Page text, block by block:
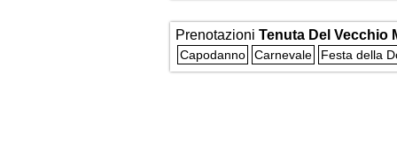
Prenotazioni Tenuta Del Vecchio
Capodanno Carnevale Festa della